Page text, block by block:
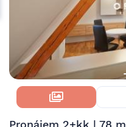
Pronájem 2+kk | 78 m